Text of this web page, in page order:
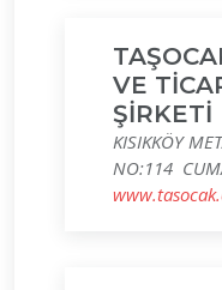
VE
ŞİRKETİ
KISIKKÖY
NO:114